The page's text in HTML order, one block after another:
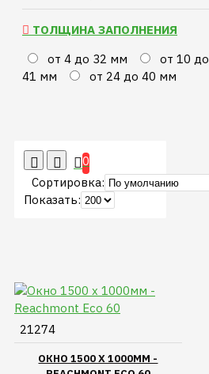
ТОЛЩИНА ЗАПОЛНЕНИЯ
от 4 до 32 мм
от 10 до
41 мм
от 24 до 40 мм
0
Сортировка:
Показать:
21274
ОКНО 1500 Х 1000ММ -